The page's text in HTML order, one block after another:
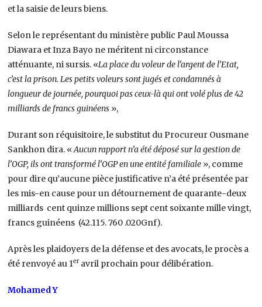
et la saisie de leurs biens.
Selon le représentant du ministère public Paul Moussa
Diawara et Inza Bayo ne méritent ni circonstance
atténuante, ni sursis. «La place du voleur de l’argent de l’Etat,
c’est la prison. Les petits voleurs sont jugés et condamnés à
longueur de journée, pourquoi pas ceux-là qui ont volé plus de 42
milliards de francs guinéens »,
Durant son réquisitoire, le substitut du Procureur Ousmane
Sankhon dira. «Aucun rapport n’a été déposé sur la gestion de
l’OGP, ils ont transformé l’OGP en une entité familiale », comme
pour dire qu’aucune pièce justificative n’a été présentée par
les mis-en cause pour un détournement de quarante-deux
milliards cent quinze millions sept cent soixante mille vingt,
francs guinéens (42.115. 760 .020Gnf).
Après les plaidoyers de la défense et des avocats, le procès a
été renvoyé au 1eravril prochain pour délibération.
Mohamed Y